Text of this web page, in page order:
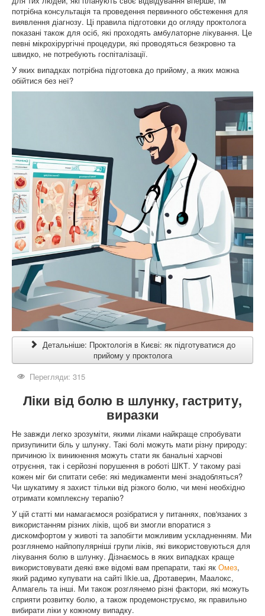
потрібна консультація та проведення первинного обстеження для
виявлення діагнозу. Ці правила підготовки до огляду проктолога
показані також для осіб, які проходять амбулаторне лікування. Це
певні мікрохірургічні процедури, які проводяться безкровно та
швидко, не потребують госпіталізації.
У яких випадках потрібна підготовка до прийому, а яких можна
обійтися без неї?
Детальніше: Проктологія в Києві: як підготуватися до
прийому у проктолога
Перегляди: 315
Ліки від болю в шлунку, гастриту,
виразки
Не завжди легко зрозуміти, якими ліками найкраще спробувати
призупинити біль у шлунку. Такі болі можуть мати різну природу:
причиною їх виникнення можуть стати як банальні харчові
отруєння, так і серйозні порушення в роботі ШКТ. У такому разі
кожен міг би спитати себе: які медикаменти мені знадобляться?
Чи шукатиму я захист тільки від різкого болю, чи мені необхідно
отримати комплексну терапію?
У цій статті ми намагаємося розібратися у питаннях, пов'язаних з
використанням різних ліків, щоб ви змогли впоратися з
дискомфортом у животі та запобігти можливим ускладненням. Ми
розглянемо найпопулярніші групи ліків, які використовуються для
лікування болю в шлунку. Дізнаємось в яких випадках краще
використовувати деякі вже відомі вам препарати, такі як Омез,
який радимо купувати на сайті likie.ua, Дротаверин, Маалокс,
Алмагель та інші. Ми також розглянемо різні фактори, які можуть
сприяти розвитку болю, а також продемонструємо, як правильно
вибирати ліки у кожному випадку.